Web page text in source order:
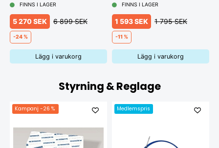
FINNS I LAGER
5 270 SEK 6 899 SEK
-24 %
Lägg i varukorg
Trelleborg, Vänern och
Vättern
FINNS I LAGER
1 593 SEK 1 795 SEK
-11 %
Lägg i varukorg
Styrning & Reglage
Kampanj -26 % Medlemspris